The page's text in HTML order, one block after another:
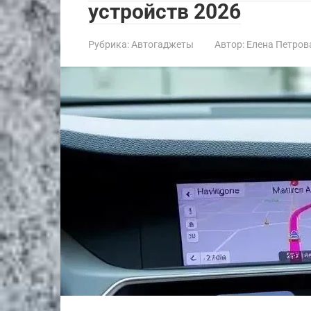
устройств 2026
Рубрика: Автогаджеты Автор: Елена